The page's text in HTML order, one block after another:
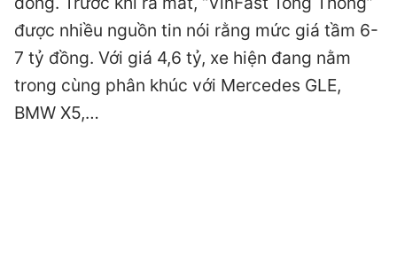
được nhiều nguồn tin nói rằng mức giá tầm 6-
7 tỷ đồng. Với giá 4,6 tỷ, xe hiện đang nằm
trong cùng phân khúc với Mercedes GLE,
BMW X5,…